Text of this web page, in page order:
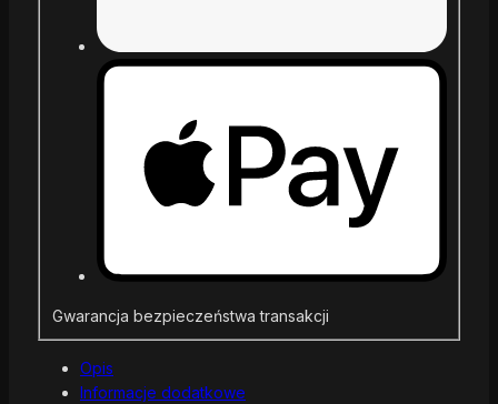
Gwarancja bezpieczeństwa transakcji
Opis
Informacje dodatkowe